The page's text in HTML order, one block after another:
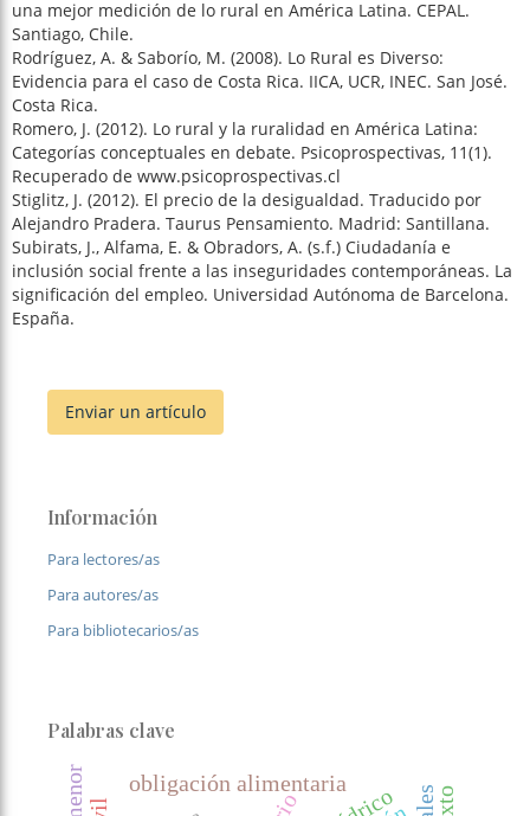
una mejor medición de lo rural en América Latina. CEPAL.
Santiago, Chile.
Rodríguez, A. & Saborío, M. (2008). Lo Rural es Diverso:
Evidencia para el caso de Costa Rica. IICA, UCR, INEC. San José.
Costa Rica.
Romero, J. (2012). Lo rural y la ruralidad en América Latina:
Categorías conceptuales en debate. Psicoprospectivas, 11(1).
Recuperado de www.psicoprospectivas.cl
Stiglitz, J. (2012). El precio de la desigualdad. Traducido por
Alejandro Pradera. Taurus Pensamiento. Madrid: Santillana.
Subirats, J., Alfama, E. & Obradors, A. (s.f.) Ciudadanía e
inclusión social frente a las inseguridades contemporáneas. La
significación del empleo. Universidad Autónoma de Barcelona.
España.
Enviar un artículo
Información
Para lectores/as
Para autores/as
Para bibliotecarios/as
Palabras clave
obligación alimentaria